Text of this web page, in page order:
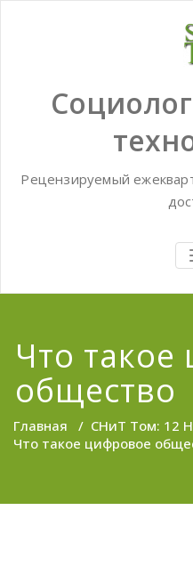
Рецензируемый
Что
общество
Главная / СНиТ Том: 12
Что такое цифровое